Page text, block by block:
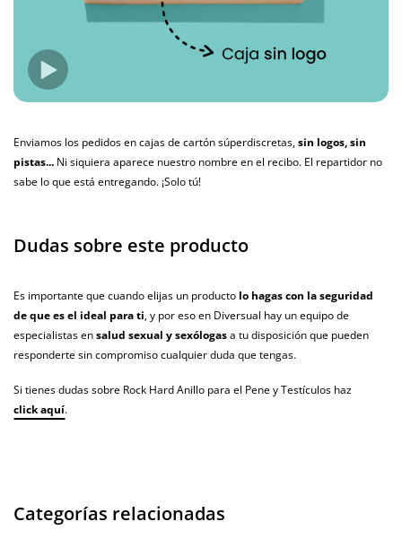
Enviamos los pedidos en cajas de cartón súperdiscretas,sin logos, sin
pistas... Ni siquiera aparece nuestro nombre en el recibo. El repartidor no
sabe lo que está entregando. ¡Solo tú!
Dudas sobre este producto
Es importante que cuando elijas un producto lo hagas con la seguridad
de que es el ideal para ti, y por eso en Diversual hay un equipo de
especialistas ensalud sexual y sexólogasa tu disposición que pueden
responderte sin compromiso cualquier duda que tengas.
Si tienes dudas sobre Rock Hard Anillo para el Pene y Testículos haz
click aquí.
Categorías relacionadas